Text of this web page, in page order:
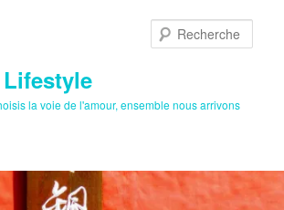
la voie de l'amour, ensemble nous arrivons